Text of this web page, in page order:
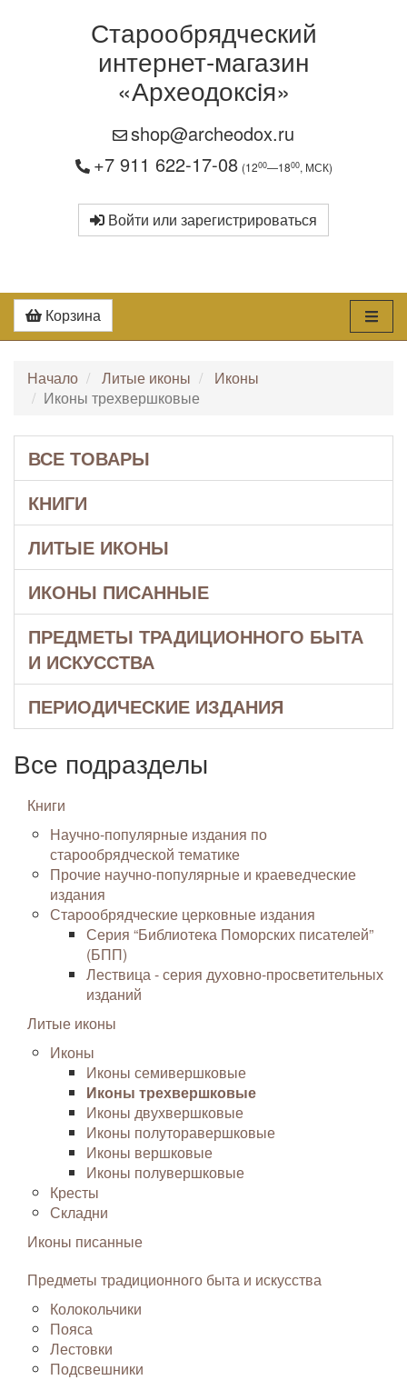
Старообрядческий
интернет-магазин
«Археодоксiя»
shop@archeodox.ru
+7 911 622-17-08 (1200—1800, МСК)
Войти или зарегистрироваться
Корзина
Начало Литые иконы
Иконы
Иконы трехвершковые
ВСЕ ТОВАРЫ
КНИГИ
ЛИТЫЕ ИКОНЫ
ИКОНЫ ПИСАННЫЕ
ПРЕДМЕТЫ ТРАДИЦИОННОГО БЫТА
И ИСКУССТВА
ПЕРИОДИЧЕСКИЕ ИЗДАНИЯ
Все подразделы
Книги
Научно-популярные издания по
старообрядческой тематике
Прочие научно-популярные и краеведческие
издания
Старообрядческие церковные издания
Серия “Библиотека Поморских писателей”
(БПП)
Лествица - серия духовно-просветительных
изданий
Литые иконы
Иконы
Иконы семивершковые
Иконы трехвершковые
Иконы двухвершковые
Иконы полуторавершковые
Иконы вершковые
Иконы полувершковые
Кресты
Складни
Иконы писанные
Предметы традиционного быта и искусства
Колокольчики
Пояса
Лестовки
Подсвешники